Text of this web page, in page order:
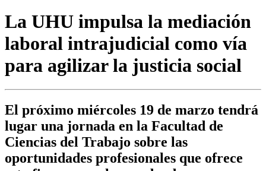
La UHU impulsa la mediación
laboral intrajudicial como vía
para agilizar la justicia social
El próximo miércoles 19 de marzo tendrá
lugar una jornada en la Facultad de
Ciencias del Trabajo sobre las
oportunidades profesionales que ofrece